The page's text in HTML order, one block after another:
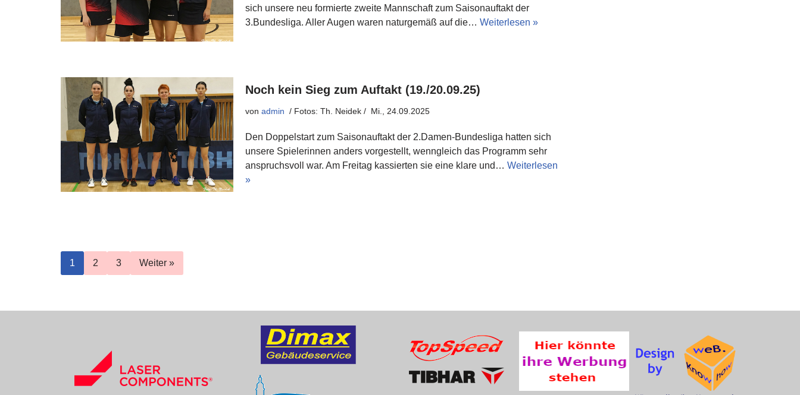
sich unsere neu formierte zweite Mannschaft zum Saisonauftakt der
3.Bundesliga. Aller Augen waren naturgemäß auf die… Weiterlesen »
Noch kein Sieg zum Auftakt (19./20.09.25)
von admin Mi., 24.09.2025
Den Doppelstart zum Saisonauftakt der 2.Damen-Bundesliga hatten sich
unsere Spielerinnen anders vorgestellt, wenngleich das Programm sehr
anspruchsvoll war. Am Freitag kassierten sie eine klare und… Weiterlesen
»
1 2 3 Weiter »